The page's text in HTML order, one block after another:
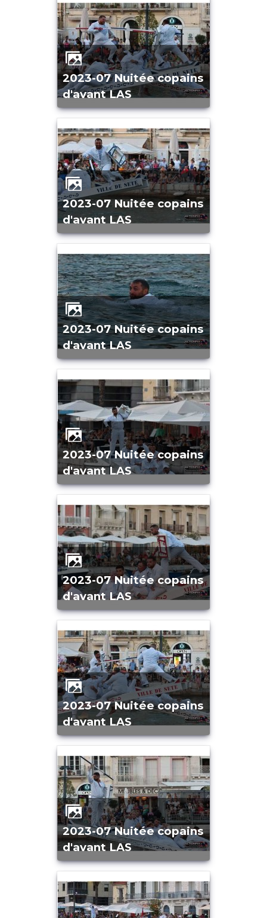
2023-07 Nuitée copains
d'avant LAS
2023-07 Nuitée copains
d'avant LAS
2023-07 Nuitée copains
d'avant LAS
2023-07 Nuitée copains
d'avant LAS
2023-07 Nuitée copains
d'avant LAS
2023-07 Nuitée copains
d'avant LAS
2023-07 Nuitée copains
d'avant LAS